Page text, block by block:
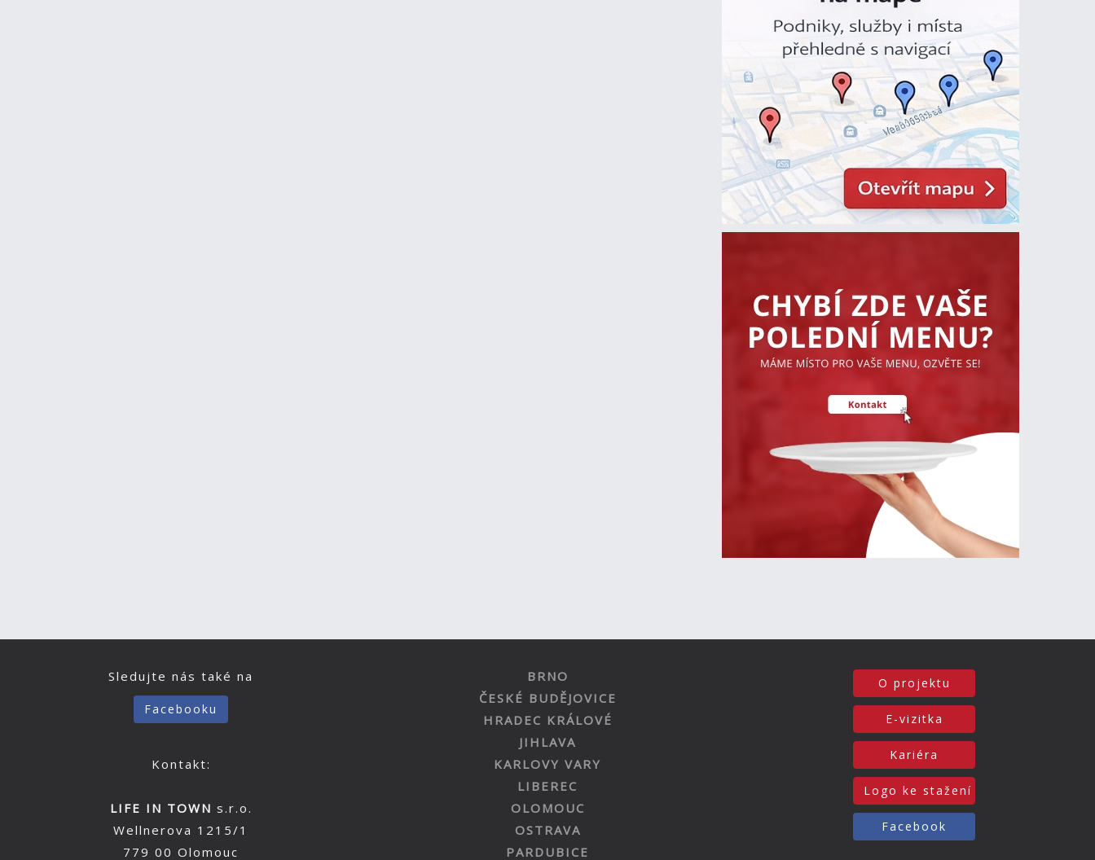
Sledujte nás také na
Facebooku
Kontakt:
LIFE IN TOWN s.r.o.
Wellnerova 1215/1
779 00 Olomouc
BRNO
ČESKÉ BUDĚJOVICE
HRADEC KRÁLOVÉ
JIHLAVA
KARLOVY VARY
LIBEREC
OLOMOUC
OSTRAVA
PARDUBICE
O projektu
E-vizitka
Kariéra
Logo ke stažení
Facebook